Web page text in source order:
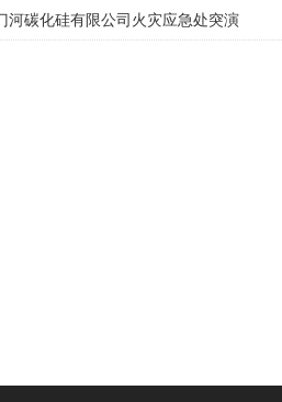
河碳化硅有限公司火灾应急处突演